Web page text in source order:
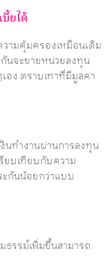
ยได้
วามคุ้มครองเหมือนเดิม
นจะขายหน่วยลงทุน
อง ตราบเทาที่มีมูลค่า
นทำงานผ่านการลงทุน
ยบเทียบกับความ
ะกันน้อยกว่าแบบ
ธรรม์เพิ่มขึ้นสามารถ